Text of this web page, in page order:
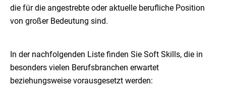
die für die angestrebte oder aktuelle berufliche Position
von großer Bedeutung sind.
In der nachfolgenden Liste finden Sie Soft Skills, die in
besonders vielen Berufsbranchen erwartet
beziehungsweise vorausgesetzt werden: